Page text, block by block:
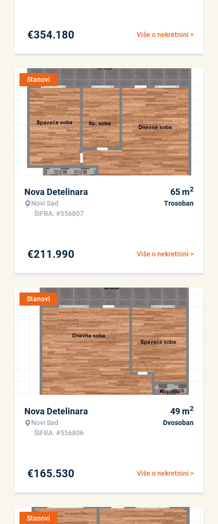
Više o nekretnini >
€354.180
Stanovi
Nova Detelinara
Novi Sad
ŠIFRA: #556807
65 m2
Trosoban
Više o nekretnini >
€211.990
Stanovi
Nova Detelinara
Novi Sad
ŠIFRA: #556806
49 m2
Dvosoban
Više o nekretnini >
€165.530
Stanovi